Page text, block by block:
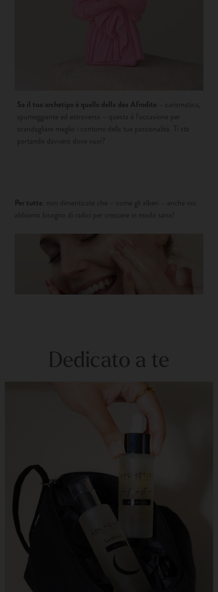
Se il tuo archetipo è quello della dea Afrodite – carismatica,
spumeggiante ed estroversa – questa è l’occasione per
scandagliare meglio i contorni della tua passionalità. Ti sta
portando davvero dove vuoi?
Per tutte : non dimenticate che – come gli alberi – anche noi
abbiamo bisogno di radici per crescere in modo sano!
Dedicato a te